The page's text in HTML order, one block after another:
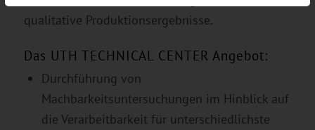
qualitative Produktionsergebnisse.
Das UTH TECHNICAL CENTER Angebot:
Durchführung von
Machbarkeitsuntersuchungen im Hinblick auf
die Verarbeitbarkeit für unterschiedlichste